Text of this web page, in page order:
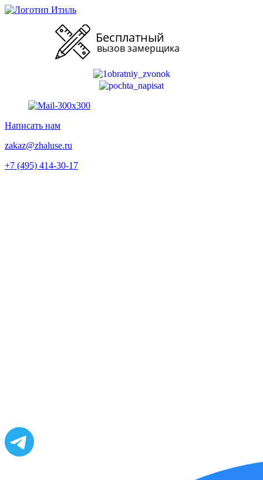
Перейти
содержимому
Написать нам
zakaz@zhaluse.ru
+7 (495) 414-30-17‬